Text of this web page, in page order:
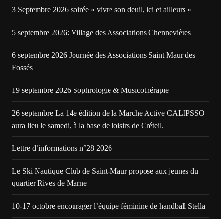
3 Septembre 2026 soirée « vivre son deuil, ici et ailleurs »
5 septembre 2026: Village des Associations Chennevières
6 septembre 2026 Journée des Associations Saint Maur des
Fossés
19 septembre 2026 Sophrologie & Musicothérapie
26 septembre La 14e édition de la Marche Active CALIPSSO
aura lieu le samedi, à la base de loisirs de Créteil.
Lettre d’informations n°28 2026
Le Ski Nautique Club de Saint-Maur propose aux jeunes du
quartier Rives de Marne
10-17 octobre encourager l’équipe féminine de handball Stella